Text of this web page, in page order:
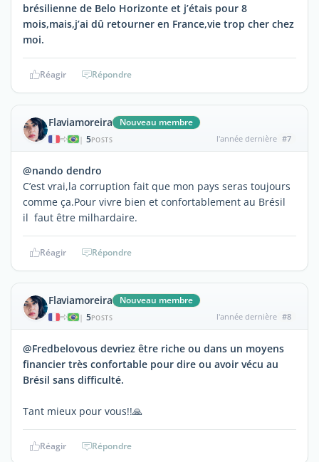
brésilienne de Belo Horizonte et j’étais pour 8
mois,mais,j’ai dû retourner en France,vie trop cher chez
moi.
Réagir Répondre
Flaviamoreira Nouveau membre
| 5POSTS l'année dernière #7
@nando dendro
C’est vrai,la corruption fait que mon pays seras toujours
comme ça.Pour vivre bien et confortablement au Brésil
il faut être milhardaire.
Réagir Répondre
Flaviamoreira Nouveau membre
| 5POSTS l'année dernière #8
@Fredbelovous devriez être riche ou dans un moyens
financier très confortable pour dire ou avoir vécu au
Brésil sans difficulté.
Tant mieux pour vous!!🙏
Réagir Répondre